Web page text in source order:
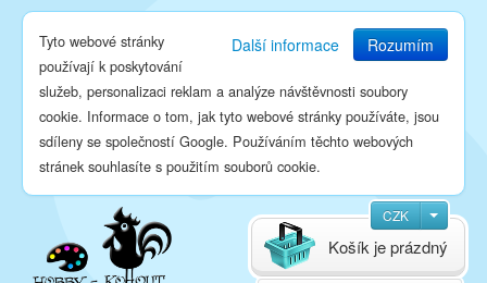
Další informace Rozumím
Tyto webové stránky
používají k poskytování
služeb, personalizaci reklam a analýze návštěvnosti soubory
cookie. Informace o tom, jak tyto webové stránky používáte, jsou
sdíleny se společností Google. Používáním těchto webových
stránek souhlasíte s použitím souborů cookie.
CZK
Košík je prázdný